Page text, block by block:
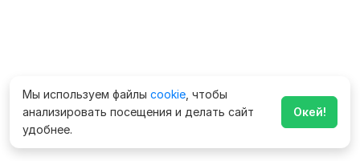
Мы используем файлы cookie , чтобы
анализировать посещения и делать сайт
удобнее.
Окей!